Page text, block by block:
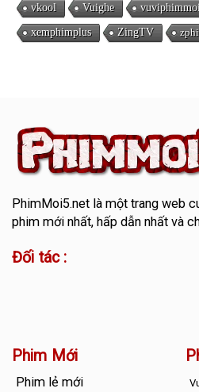
vkool Vuighe
xemphimplus ZingTV
PhimMoi5.netlà một trang web
phim mới nhất, hấp dẫn nhất và
Đối tác :
Phim Mới
Phim lẻ mới